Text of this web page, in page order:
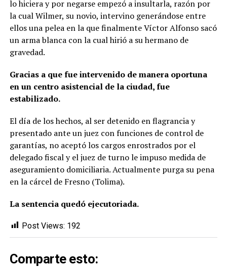
lo hiciera y por negarse empezó a insultarla, razón por
la cual Wilmer, su novio, intervino generándose entre
ellos una pelea en la que finalmente Víctor Alfonso sacó
un arma blanca con la cual hirió a su hermano de
gravedad.
Gracias a que fue intervenido de manera oportuna
en un centro asistencial de la ciudad, fue
estabilizado.
El día de los hechos, al ser detenido en flagrancia y
presentado ante un juez con funciones de control de
garantías, no aceptó los cargos enrostrados por el
delegado fiscal y el juez de turno le impuso medida de
aseguramiento domiciliaria. Actualmente purga su pena
en la cárcel de Fresno (Tolima).
La sentencia quedó ejecutoriada.
Post Views: 192
Comparte esto: